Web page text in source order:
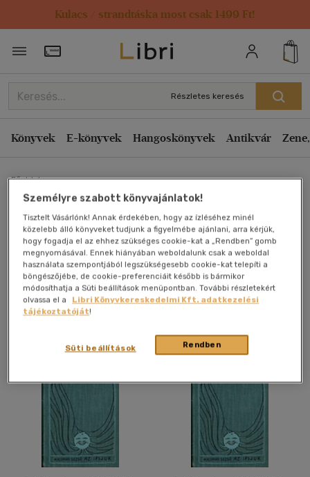
Kulacs / strandtáska most csak 1499 Ft!
Törzsvásárlói Kártya adatai
Részletes keresés
Könyvek E-könyvek Hangoskönyvek Antikvár
Főoldal
Az ifijur és a többi (Vidám
könyvek)
Malonyay Dezső
Antikvár könyv (2db)
Személyre szabott könyvajánlatok!
Tisztelt Vásárlónk! Annak érdekében, hogy az ízléséhez minél
közelebb álló könyveket tudjunk a figyelmébe ajánlani, arra kérjük,
hogy fogadja el az ehhez szükséges cookie-kat a „Rendben” gomb
megnyomásával. Ennek hiányában weboldalunk csak a weboldal
használata szempontjából legszükségesebb cookie-kat telepíti a
böngészőjébe, de cookie-preferenciáit később is bármikor
módosíthatja a Süti beállítások menüpontban. További részletekért
olvassa el a
Libri Könyvkereskedelmi Kft. adatkezelési
tájékoztatóját!
Rendben
Süti beállítások